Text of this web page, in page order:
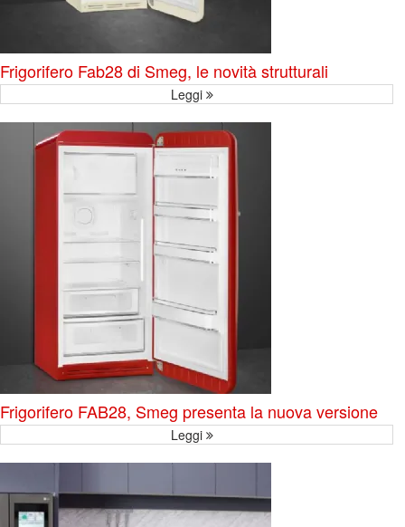
Frigorifero Fab28 di Smeg, le novità strutturali
Leggi
Frigorifero FAB28, Smeg presenta la nuova versione
Leggi